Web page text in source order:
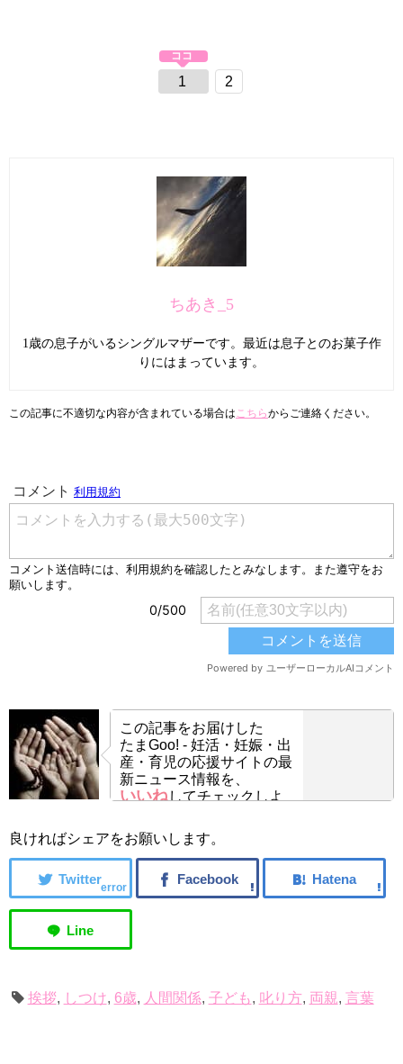
1 2
ちあき_5
1歳の息子がいるシングルマザーです。最近は息子とのお菓子作
りにはまっています。
この記事に不適切な内容が含まれている場合はこちらからご連絡ください。
この記事をお届けした
たまGoo! - 妊活・妊娠・出
産・育児の応援サイトの最
新ニュース情報を、
いいねしてチェックしよ
良ければシェアをお願いします。
error
挨拶, しつけ, 6歳, 人間関係, 子ども, 叱り方, 両親, 言葉